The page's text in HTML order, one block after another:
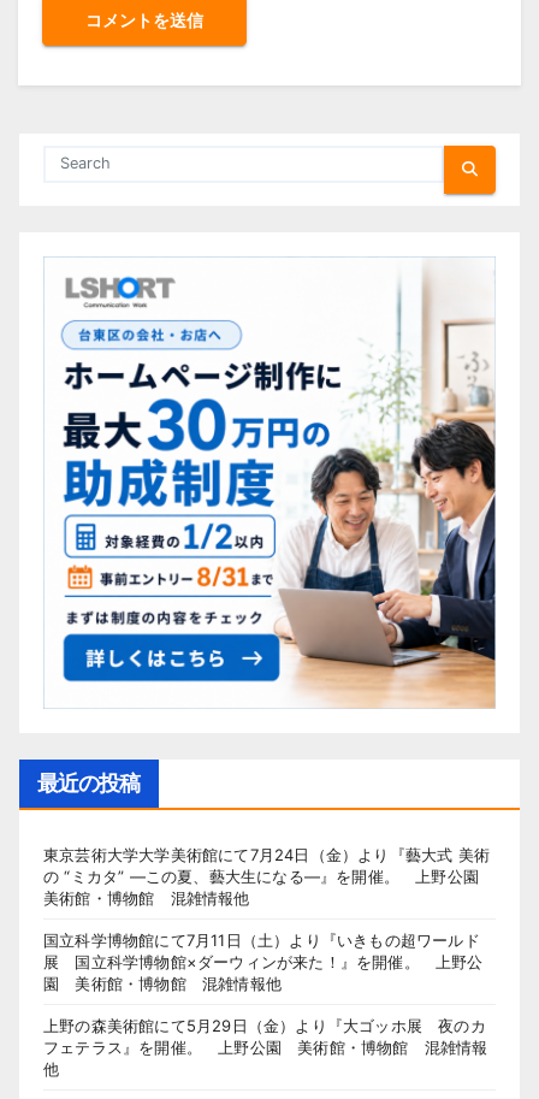
最近の投稿
東京芸術大学大学美術館にて7月24日（金）より『藝大式 美術
の “ミカタ” ―この夏、藝大生になる―』を開催。 上野公園
美術館・博物館 混雑情報他
国立科学博物館にて7月11日（土）より『いきもの超ワールド
展 国立科学博物館×ダーウィンが来た！』を開催。 上野公
園 美術館・博物館 混雑情報他
上野の森美術館にて5月29日（金）より『大ゴッホ展 夜のカ
フェテラス』を開催。 上野公園 美術館・博物館 混雑情報
他